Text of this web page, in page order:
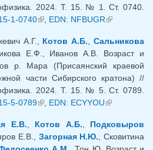
2024. Т. 15. № 1. Ст. 0740.
1-0740(внешняя ссылка)
EDN: NFBUGR(внешняя
А.Г., Котов А.Б. ,Сальникова
Е.Ф., Иванов А.В. Возраст и
р. Мара (Присаянский краевой
части Сибирского кратона) //
2024. Т. 15. № 5. Ст. 0789.
5-0789(внешняя ссылка)
EDN: ECYYOU(внешняя
Е.В. Котов А.Б.
Подковыров
Е.В., Загорная Н.Ю. , Сковитина